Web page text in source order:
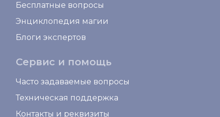
Бесплатные вопросы
Энциклопедия магии
Блоги экспертов
Сервис и помощь
Часто задаваемые вопросы
Техническая поддержка
Контакты и реквизиты